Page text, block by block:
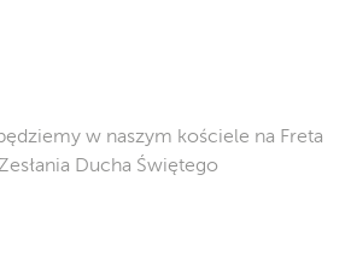
w naszym kościele na Freta
Ducha Świętego